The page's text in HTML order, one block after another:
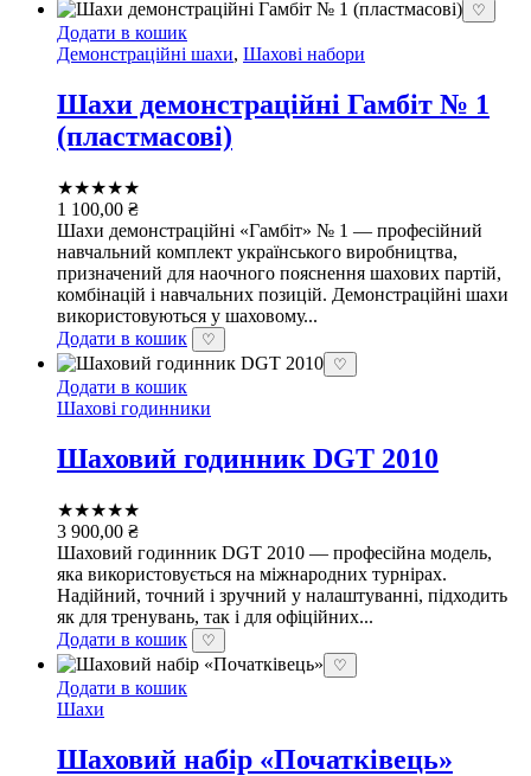
♡
Додати в кошик
Демонстраційні шахи, Шахові набори
Шахи демонстраційні Гамбіт № 1
(пластмасові)
★★★★★
1 100,00 ₴
Шахи демонстраційні «Гамбіт» № 1 — професійний
навчальний комплект українського виробництва,
призначений для наочного пояснення шахових партій,
комбінацій і навчальних позицій. Демонстраційні шахи
використовуються у шаховому...
Додати в кошик
♡
♡
Додати в кошик
Шахові годинники
Шаховий годинник DGT 2010
★★★★★
3 900,00 ₴
Шаховий годинник DGT 2010 — професійна модель,
яка використовується на міжнародних турнірах.
Надійний, точний і зручний у налаштуванні, підходить
як для тренувань, так і для офіційних...
Додати в кошик
♡
♡
Додати в кошик
Шахи
Шаховий набір «Початківець»